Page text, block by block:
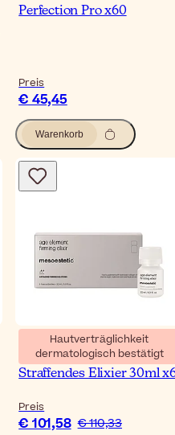
Perfection Pro x60
Preis
€ 45,45
Warenkorb
Hautverträglichkeit
dermatologisch bestätigt
Mesoestetic Age Element
Straffendes Elixier 30ml
Preis
€ 101,58 € 110,33